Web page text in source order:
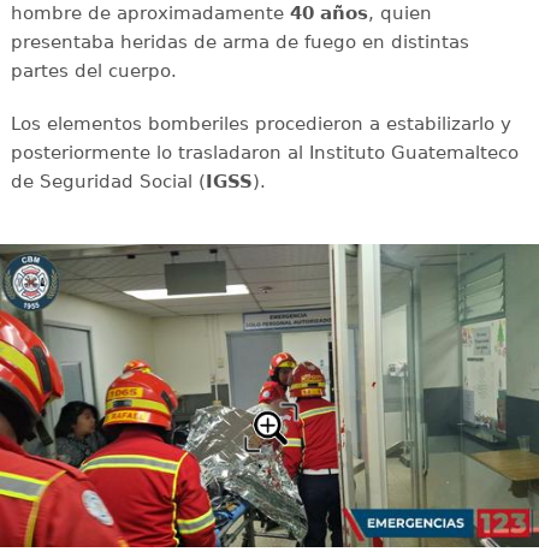
hombre de aproximadamente 40 años, quien
presentaba heridas de arma de fuego en distintas
partes del cuerpo.
Los elementos bomberiles procedieron a estabilizarlo y
posteriormente lo trasladaron al Instituto Guatemalteco
de Seguridad Social (IGSS).